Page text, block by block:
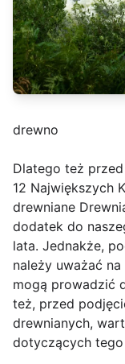
drewno
Dlatego też
12 Największych
drewniane
dodatek do
lata. Jednakże,
należy uważać
mogą prowadzić
też, przed
drewnianych,
dotyczących